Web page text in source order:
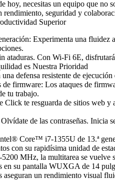
hoy, necesitas un equipo que no
rendimiento, seguridad y
Superior
Experimenta una fluidez
ataduras. Con Wi-Fi 6E,
es Nuestra Prioridad
defensa resistente de
de firmware: Los ataques de
tu trabajo.
Click te resguarda de sitios web
de las contraseñas. Inicia
Core™ i7-1355U de 13.ª
con su rapidísima unidad de
MHz, la multitarea se vuelve
en su pantalla WUXGA de 14
un rendimiento visual